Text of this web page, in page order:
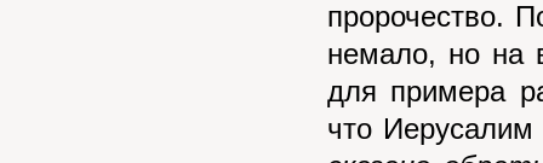
пророчество.
немало, но на
для примера
что Иерусалим